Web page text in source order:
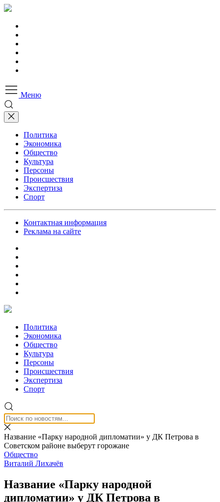
Меню
Политика
Экономика
Общество
Культура
Персоны
Происшествия
Экспертиза
Спорт
Контактная информация
Реклама на сайте
Политика
Экономика
Общество
Культура
Персоны
Происшествия
Экспертиза
Спорт
Название «Парку народной дипломатии» у ДК Петрова в
Советском районе выберут горожане
Общество
Виталий Лихачёв
Название «Парку народной
дипломатии» у ДК Петрова в